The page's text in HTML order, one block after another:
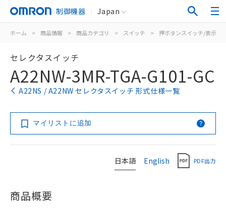
制御機器 Japan
ホーム > 商品情報 > 商品カテゴリ > スイッチ > 押ボタンスイッチ/表示灯
セレクタスイッチ
A22NW-3MR-TGA-G101-GC
A22NS / A22NW セレクタスイッチ 形式仕様一覧
マイリストに追加
日本語 English PDF出力
商品概要